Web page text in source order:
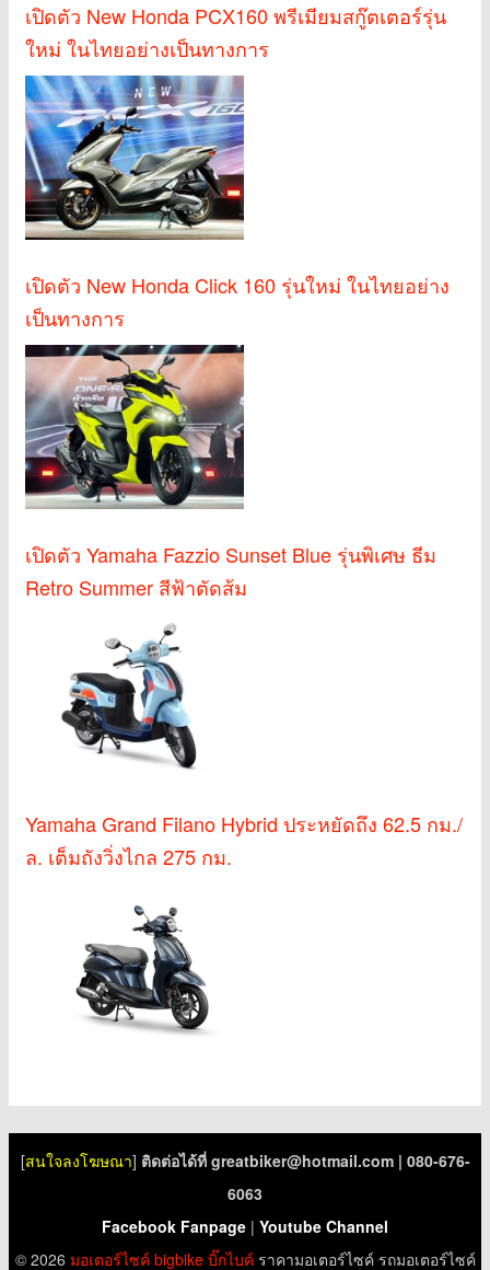
เปิดตัว New Honda PCX160 พรีเมียมสกู๊ตเตอร์รุ่น
ใหม่ ในไทยอย่างเป็นทางการ
เปิดตัว New Honda Click 160 รุ่นใหม่ ในไทยอย่าง
เป็นทางการ
เปิดตัว Yamaha Fazzio Sunset Blue รุ่นพิเศษ ธีม
Retro Summer สีฟ้าตัดส้ม
Yamaha Grand Filano Hybrid ประหยัดถึง 62.5 กม./
ล. เต็มถังวิ่งไกล 275 กม.
[สนใจลงโฆษณา] ติดต่อได้ที่ greatbiker@hotmail.com| 080-676-
6063
Facebook Fanpage | Youtube Channel
© 2026 มอเตอร์ไซค์ bigbike บิ๊กไบค์ราคามอเตอร์ไซค์ รถมอเตอร์ไซค์